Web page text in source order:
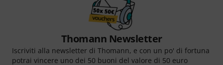
Thomann Newsletter
Iscriviti alla newsletter di Thomann, e con un po' di fortuna
potrai vincere uno dei 50 buoni del valore di 50 euro